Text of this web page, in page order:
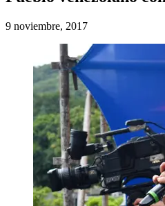
9 noviembre, 2017